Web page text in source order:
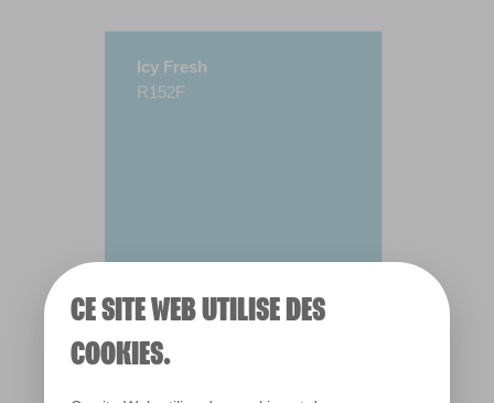
CE SITE WEB UTILISE DES
COOKIES.
Icy Fresh
R152F